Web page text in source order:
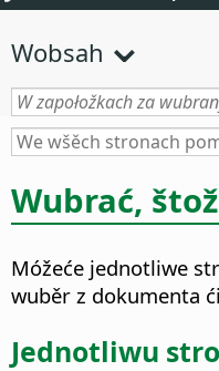
Wobsah
Wubrać,
Móžeće jednotliwe
wuběr z dokumenta
Jednotliwu